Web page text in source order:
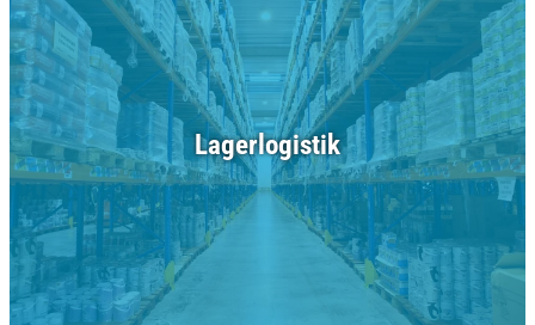
Lagerlogistik